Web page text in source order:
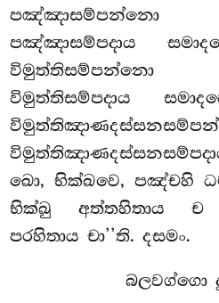
පඤ්ඤාසම්පදාය
විමුත්තිසම්පදාය
ඛො, භික්ඛවෙ, පඤ්චහි
භික්ඛු අත්තහිතාය
පරහිතාය චා’’ති. දසමං.
බලවග්ගො